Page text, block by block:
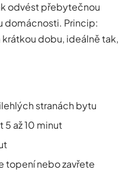
odvést přebytečnou
domácnosti. Princip:
dobu, ideálně tak,
stranách bytu
až 10 minut
topení nebo zavřete